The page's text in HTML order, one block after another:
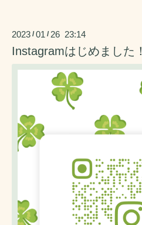
2023 /01 / 26 23:14
Instagramはじめました！